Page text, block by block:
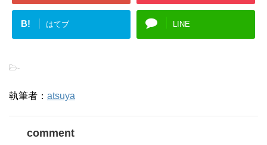
B! はてブ LINE
-
執筆者： atsuya
comment